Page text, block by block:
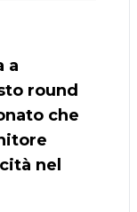
a
round
che
nel